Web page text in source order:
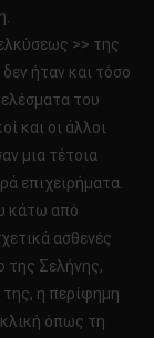
>> της
ήταν και τόσο
του
και οι άλλοι
μια τέτοια
επιχειρήματα.
κάτω από
ασθενές
της Σελήνης,
η περίφημη
όπως τη